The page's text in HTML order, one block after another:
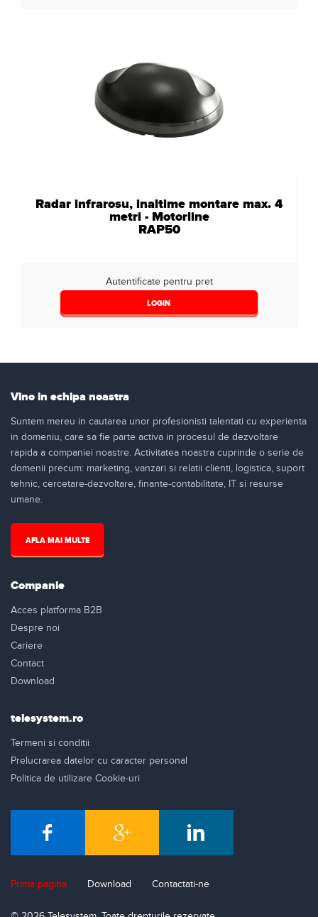
Radar infrarosu, inaltime montare max. 4
metri - Motorline
RAP50
Autentificate pentru pret
LOGIN
Vino in echipa noastra
Suntem mereu in cautarea unor profesionisti talentati cu experienta
in domeniu, care sa fie parte activa in procesul de dezvoltare
rapida a companiei noastre. Activitatea noastra cuprinde o serie de
domenii precum: marketing, vanzari si relatii clienti, logistica, suport
tehnic, cercetare-dezvoltare, finante-contabilitate, IT si resurse
umane.
AFLA MAI MULTE
Companie
Acces platforma B2B
Despre noi
Cariere
Contact
Download
telesystem.ro
Termeni si conditii
Prelucrarea datelor cu caracter personal
Politica de utilizare Cookie-uri
Prima pagina Download Contactati-ne